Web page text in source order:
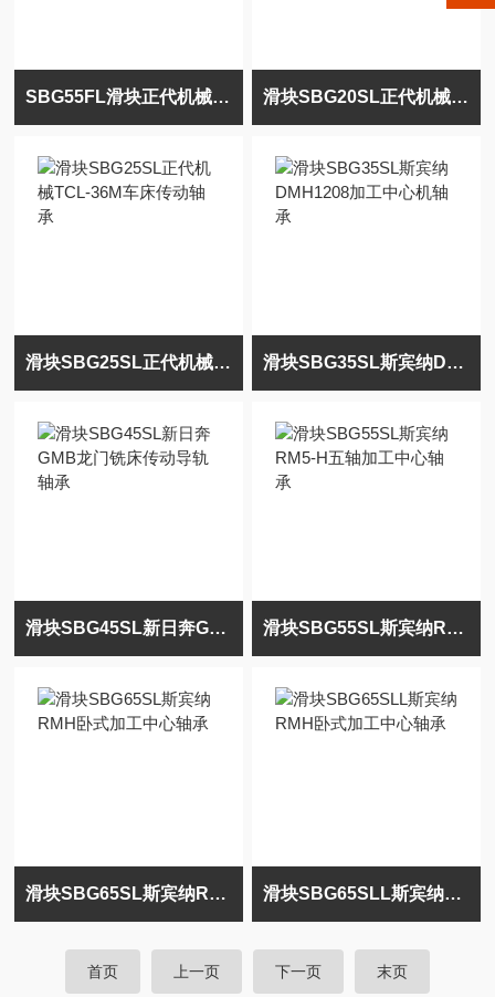
SBG55FL滑块正代机械TCL-36BL-CNC车床轴承 滑块SBG20SL正代机械TCL-36LM车床运动轴承
滑块SBG25SL正代机械TCL-36M车床传动轴承 滑块SBG35SL斯宾纳DMH1208加工中心机轴承
滑块SBG45SL新日奔GMB龙门铣床传动导轨轴承 滑块SBG55SL斯宾纳RM5-H五轴加工中心轴承
滑块SBG65SL斯宾纳RMH卧式加工中心轴承 滑块SBG65SLL斯宾纳RMH卧式加工中心轴承
首页 上一页 下一页 末页